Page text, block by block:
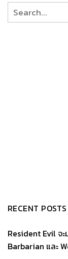
RECENT POSTS
Resident Evil จ
Barbarian และ